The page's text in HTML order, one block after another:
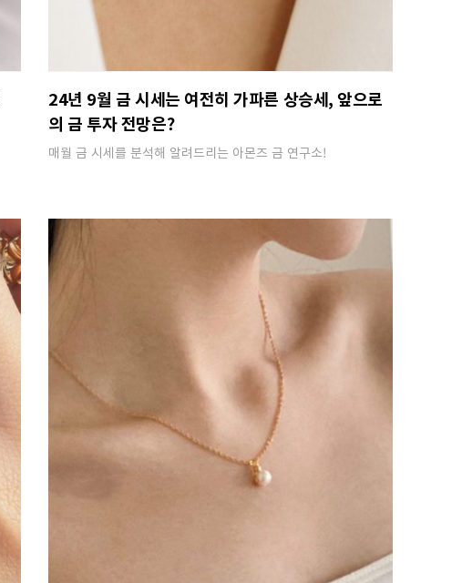
24년 9월 금 시세는 여전히 가파른 상승세, 앞으로
의 금 투자 전망은?
매월 금 시세를 분석해 알려드리는 아몬즈 금 연구소!